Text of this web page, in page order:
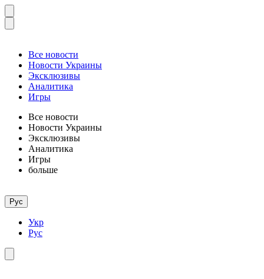
Все новости
Новости Украины
Эксклюзивы
Аналитика
Игры
Все новости
Новости Украины
Эксклюзивы
Аналитика
Игры
больше
Рус
Укр
Рус